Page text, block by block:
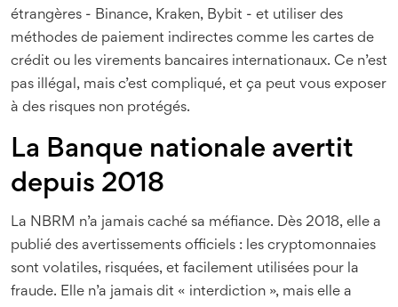
étrangères - Binance, Kraken, Bybit - et utiliser des
méthodes de paiement indirectes comme les cartes de
crédit ou les virements bancaires internationaux. Ce n’est
pas illégal, mais c’est compliqué, et ça peut vous exposer
à des risques non protégés.
La Banque nationale avertit
depuis 2018
La NBRM n’a jamais caché sa méfiance. Dès 2018, elle a
publié des avertissements officiels : les cryptomonnaies
sont volatiles, risquées, et facilement utilisées pour la
fraude. Elle n’a jamais dit « interdiction », mais elle a